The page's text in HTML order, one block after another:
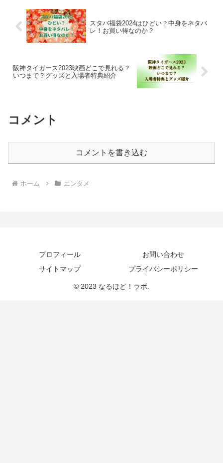
スタバ福袋2024はひどい？中身をネタバ
レ！お買い得なのか？
阪神タイガース2023映画どこで見れる？
いつまで？グッズと入場者特典紹介
コメント
コメントを書き込む
ホーム エンタメ
プロフィール
お問い合わせ
サイトマップ
プライバシーポリシー
© 2023 なるほど！ラボ.